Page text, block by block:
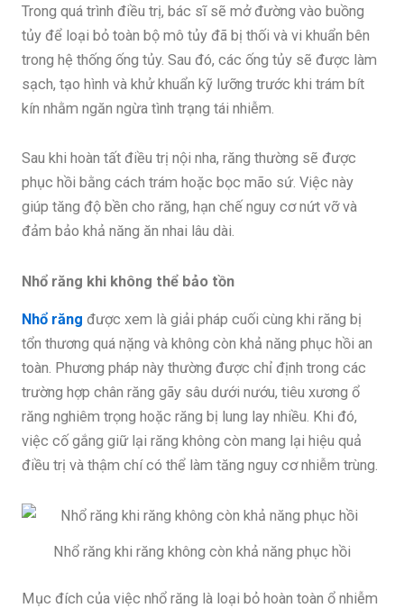
Trong quá trình điều trị, bác sĩ sẽ mở đường vào buồng
tủy để loại bỏ toàn bộ mô tủy đã bị thối và vi khuẩn bên
trong hệ thống ống tủy. Sau đó, các ống tủy sẽ được làm
sạch, tạo hình và khử khuẩn kỹ lưỡng trước khi trám bít
kín nhằm ngăn ngừa tình trạng tái nhiễm.
Sau khi hoàn tất điều trị nội nha, răng thường sẽ được
phục hồi bằng cách trám hoặc bọc mão sứ. Việc này
giúp tăng độ bền cho răng, hạn chế nguy cơ nứt vỡ và
đảm bảo khả năng ăn nhai lâu dài.
Nhổ răng khi không thể bảo tồn
Nhổ răng được xem là giải pháp cuối cùng khi răng bị
tổn thương quá nặng và không còn khả năng phục hồi an
toàn. Phương pháp này thường được chỉ định trong các
trường hợp chân răng gãy sâu dưới nướu, tiêu xương ổ
răng nghiêm trọng hoặc răng bị lung lay nhiều. Khi đó,
việc cố gắng giữ lại răng không còn mang lại hiệu quả
điều trị và thậm chí có thể làm tăng nguy cơ nhiễm trùng.
Nhổ răng khi răng không còn khả năng phục hồi
Mục đích của việc nhổ răng là loại bỏ hoàn toàn ổ nhiễm